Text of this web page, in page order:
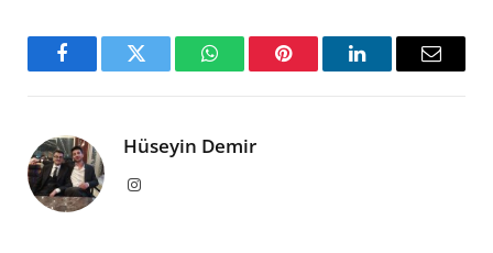
FacebookTwitter WhatsAppPinterest LinkedInEmail
Hüseyin Demir
Instagram